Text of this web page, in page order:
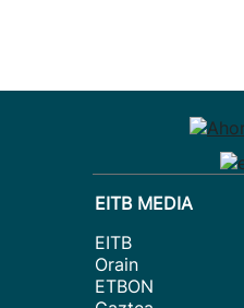
EITB MEDIA
EITB
Orain
ETBON